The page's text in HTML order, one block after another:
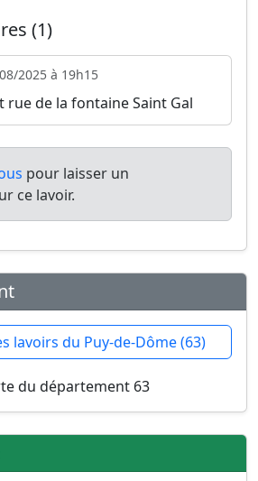
(1)
2025 à 19h15
rue de la fontaine Saint Gal
pour laisser un
ce lavoir.
lavoirs du Puy-de-Dôme (63)